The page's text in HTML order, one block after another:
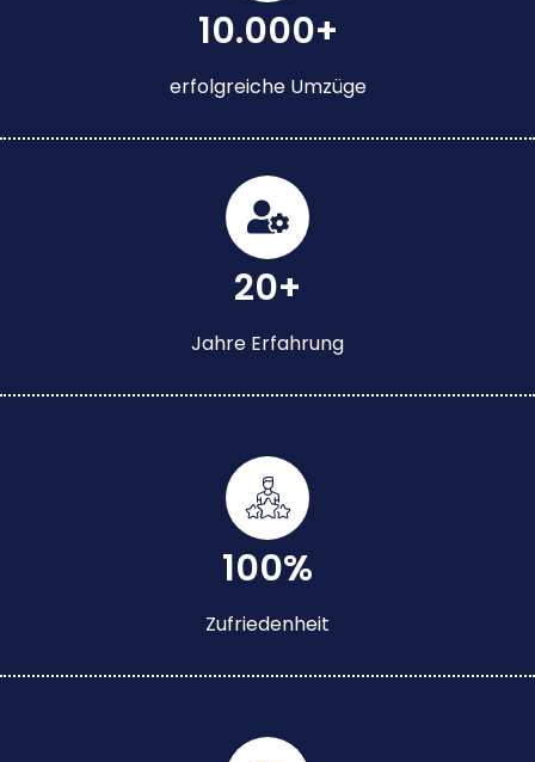
10.000+
erfolgreiche Umzüge
20+
Jahre Erfahrung
100%
Zufriedenheit